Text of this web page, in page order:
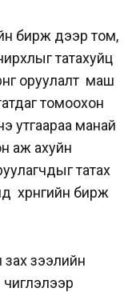
бирж дээр том,
татахуйц
оруулалт маш
томоохон
утгаараа манай
аж ахуйн
татах
хөрөнгийн бирж
зах зээлийн